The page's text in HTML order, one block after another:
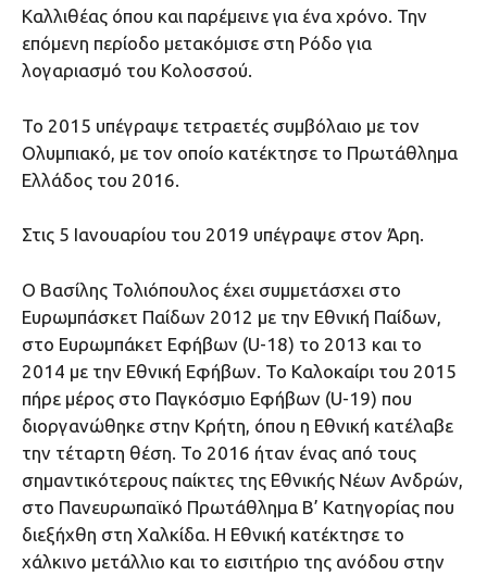
Καλλιθέας όπου και παρέμεινε για ένα χρόνο. Την
επόμενη περίοδο μετακόμισε στη Ρόδο για
λογαριασμό του Κολοσσού.
Το 2015 υπέγραψε τετραετές συμβόλαιο με τον
Ολυμπιακό, με τον οποίο κατέκτησε το Πρωτάθλημα
Ελλάδος του 2016.
Στις 5 Ιανουαρίου του 2019 υπέγραψε στον Άρη.
Ο Βασίλης Τολιόπουλος έχει συμμετάσχει στο
Ευρωμπάσκετ Παίδων 2012 με την Εθνική Παίδων,
στο Ευρωμπάκετ Εφήβων (U-18) το 2013 και το
2014 με την Εθνική Εφήβων. Το Καλοκαίρι του 2015
πήρε μέρος στο Παγκόσμιο Εφήβων (U-19) που
διοργανώθηκε στην Κρήτη, όπου η Εθνική κατέλαβε
την τέταρτη θέση. Το 2016 ήταν ένας από τους
σημαντικότερους παίκτες της Εθνικής Νέων Ανδρών,
στο Πανευρωπαϊκό Πρωτάθλημα Β’ Κατηγορίας που
διεξήχθη στη Χαλκίδα. Η Εθνική κατέκτησε το
χάλκινο μετάλλιο και το εισιτήριο της ανόδου στην